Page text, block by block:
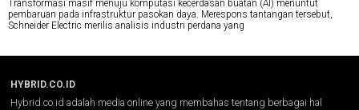
Transformasi masif menuju komputasi kecerdasan buatan (AI) menuntut
pembaruan pada infrastruktur pasokan daya. Merespons tantangan tersebut,
Schneider Electric merilis analisis industri perdana yang
HYBRID.CO.ID
Hybrid.co.id adalah media online yang membahas tentang berbagai hal